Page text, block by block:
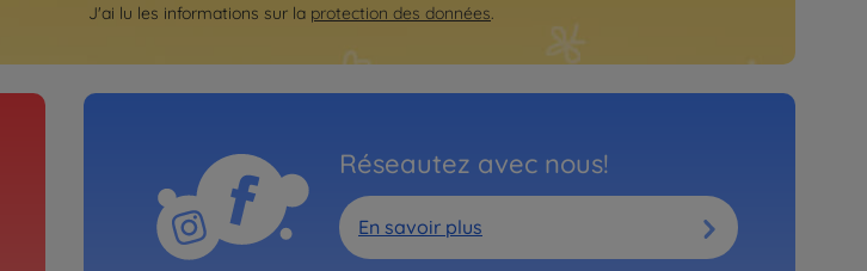
J'ai lu les informations sur la protection des données.
Réseautez avec nous!
En savoir plus